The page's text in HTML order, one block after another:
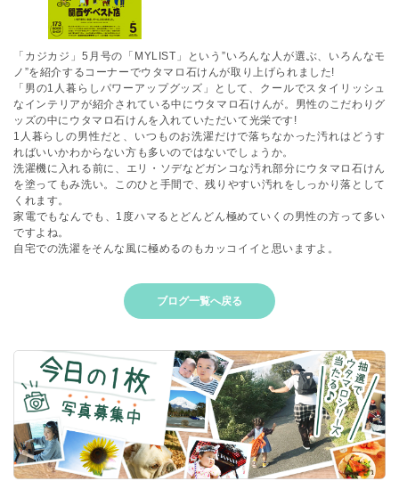
「カジカジ」5月号の「MYLIST」という”いろんな人が選ぶ、いろんなモ
ノ”を紹介するコーナーでウタマロ石けんが取り上げられました!
「男の1人暮らしパワーアップグッズ」として、クールでスタイリッシュ
なインテリアが紹介されている中にウタマロ石けんが。男性のこだわりグ
ッズの中にウタマロ石けんを入れていただいて光栄です!
1人暮らしの男性だと、いつものお洗濯だけで落ちなかった汚れはどうす
ればいいかわからない方も多いのではないでしょうか。
洗濯機に入れる前に、エリ・ソデなどガンコな汚れ部分にウタマロ石けん
を塗ってもみ洗い。このひと手間で、残りやすい汚れをしっかり落として
くれます。
家電でもなんでも、1度ハマるとどんどん極めていくの男性の方って多い
ですよね。
自宅での洗濯をそんな風に極めるのもカッコイイと思いますよ。
ブログ一覧へ戻る